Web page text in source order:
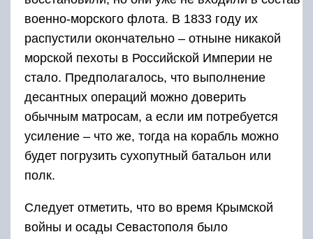
военно-морского флота. В 1833 году их
распустили окончательно – отныне никакой
морской пехоты в Российской Империи не
стало. Предполагалось, что выполнение
десантных операций можно доверить
обычным матросам, а если им потребуется
усиление – что же, тогда на корабль можно
будет погрузить сухопутный батальон или
полк.
Следует отметить, что во время Крымской
войны и осады Севастополя было